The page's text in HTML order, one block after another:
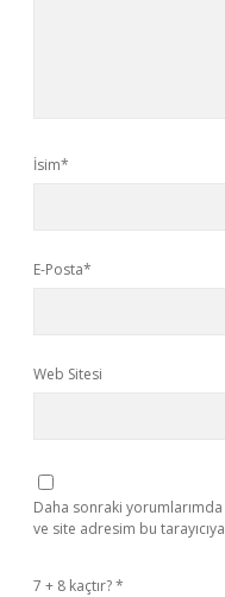
İsim*
E-Posta*
Web Sitesi
Daha sonraki
ve site adresim bu
7 + 8 kaçtır?*